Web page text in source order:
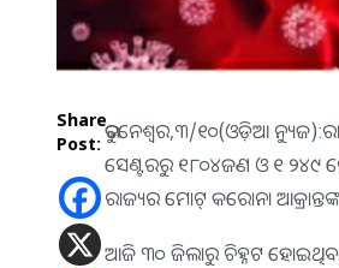
Share
Post:
ଭୁବନେଶ୍ଵର,୩/୧୦(ଓଡ଼ିଆ
ସେଣ୍ଟରରୁ ୧୮୦୪ଜଣ ଓ ୧ ୨୪୯
ରାଜ୍ୟର ମୋଟ୍ କରୋନା
ଆଜି ୩୦ ଜିଲାରୁ ଚିହ୍ନଟ ହୋଇଥିବା